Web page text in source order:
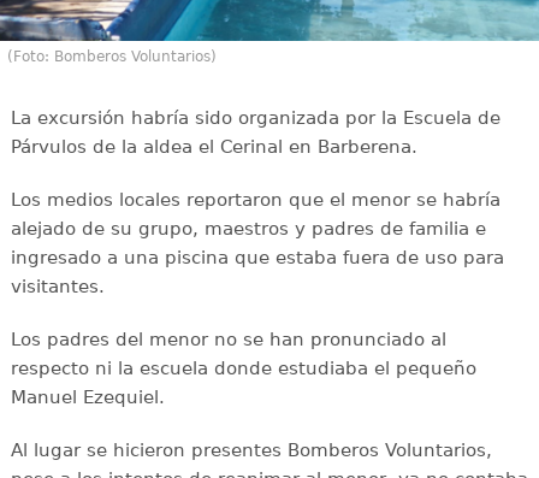
(Foto: Bomberos Voluntarios)
La excursión habría sido organizada por la Escuela de
Párvulos de la aldea el Cerinal en Barberena.
Los medios locales reportaron que el menor se habría
alejado de su grupo, maestros y padres de familia e
ingresado a una piscina que estaba fuera de uso para
visitantes.
Los padres del menor no se han pronunciado al
respecto ni la escuela donde estudiaba el pequeño
Manuel Ezequiel.
Al lugar se hicieron presentes Bomberos Voluntarios,